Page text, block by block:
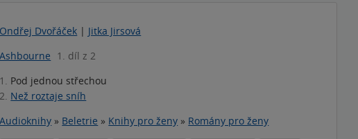
Ondřej Dvořáček | Jitka Jirsová
Ashbourne 1. díl z 2
1. Pod jednou střechou
2. Než roztaje sníh
Audioknihy » Beletrie » Knihy pro ženy » Romány pro ženy